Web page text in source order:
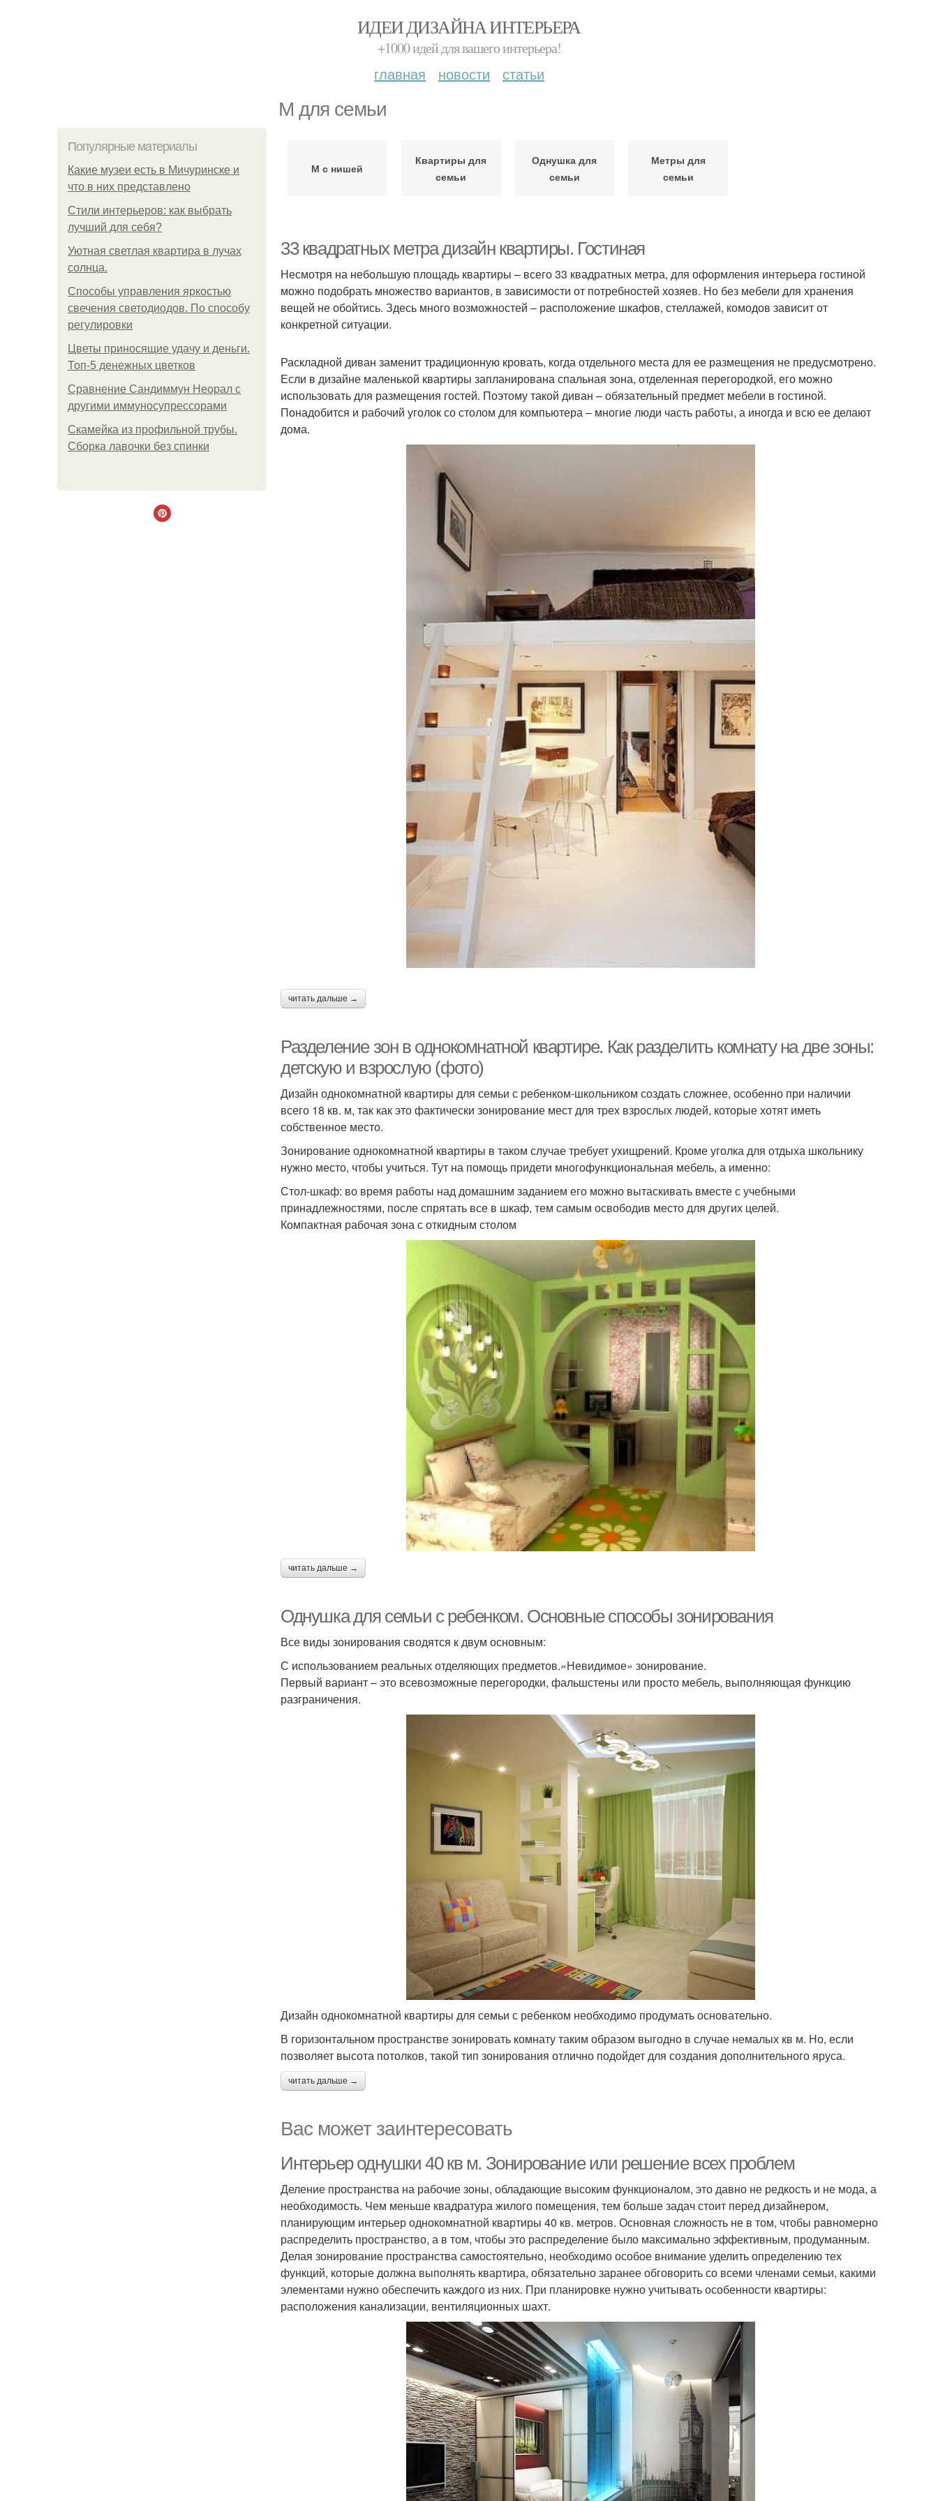
ИДЕИ ДИЗАЙНА ИНТЕРЬЕРА
+1000 идей для вашего интерьера!
главная новости статьи
М для семьи
Популярные материалы
Какие музеи есть в Мичуринске и
что в них представлено
Стили интерьеров: как выбрать
лучший для себя?
Уютная светлая квартира в лучах
солнца.
Способы управления яркостью
свечения светодиодов. По способу
регулировки
Цветы приносящие удачу и деньги.
Топ-5 денежных цветков
Сравнение Сандиммун Неорал с
другими иммуносупрессорами
Скамейка из профильной трубы.
Сборка лавочки без спинки
М с нишей
Квартиры для
семьи
Однушка для
семьи
Метры для
семьи
33 квадратных метра дизайн квартиры. Гостиная
Несмотря на небольшую площадь квартиры – всего 33 квадратных метра, для оформления интерьера гостиной
можно подобрать множество вариантов, в зависимости от потребностей хозяев. Но без мебели для хранения
вещей не обойтись. Здесь много возможностей – расположение шкафов, стеллажей, комодов зависит от
конкретной ситуации.
Раскладной диван заменит традиционную кровать, когда отдельного места для ее размещения не предусмотрено.
Если в дизайне маленькой квартиры запланирована спальная зона, отделенная перегородкой, его можно
использовать для размещения гостей. Поэтому такой диван – обязательный предмет мебели в гостиной.
Понадобится и рабочий уголок со столом для компьютера – многие люди часть работы, а иногда и всю ее делают
дома.
читать дальше →
Разделение зон в однокомнатной квартире. Как разделить комнату на две зоны:
детскую и взрослую (фото)
Дизайн однокомнатной квартиры для семьи с ребенком-школьником создать сложнее, особенно при наличии
всего 18 кв. м, так как это фактически зонирование мест для трех взрослых людей, которые хотят иметь
собственное место.
Зонирование однокомнатной квартиры в таком случае требует ухищрений. Кроме уголка для отдыха школьнику
нужно место, чтобы учиться. Тут на помощь придети многофункциональная мебель, а именно:
Стол-шкаф: во время работы над домашним заданием его можно вытаскивать вместе с учебными
принадлежностями, после спрятать все в шкаф, тем самым освободив место для других целей.
Компактная рабочая зона с откидным столом
читать дальше →
Однушка для семьи с ребенком. Основные способы зонирования
Все виды зонирования сводятся к двум основным:
С использованием реальных отделяющих предметов.«Невидимое» зонирование.
Первый вариант – это всевозможные перегородки, фальшстены или просто мебель, выполняющая функцию
разграничения.
Дизайн однокомнатной квартиры для семьи с ребенком необходимо продумать основательно.
В горизонтальном пространстве зонировать комнату таким образом выгодно в случае немалых кв м. Но, если
позволяет высота потолков, такой тип зонирования отлично подойдет для создания дополнительного яруса.
читать дальше →
Вас может заинтересовать
Интерьер однушки 40 кв м. Зонирование или решение всех проблем
Деление пространства на рабочие зоны, обладающие высоким функционалом, это давно не редкость и не мода, а
необходимость. Чем меньше квадратура жилого помещения, тем больше задач стоит перед дизайнером,
планирующим интерьер однокомнатной квартиры 40 кв. метров. Основная сложность не в том, чтобы равномерно
распределить пространство, а в том, чтобы это распределение было максимально эффективным, продуманным.
Делая зонирование пространства самостоятельно, необходимо особое внимание уделить определению тех
функций, которые должна выполнять квартира, обязательно заранее обговорить со всеми членами семьи, какими
элементами нужно обеспечить каждого из них. При планировке нужно учитывать особенности квартиры:
расположения канализации, вентиляционных шахт.